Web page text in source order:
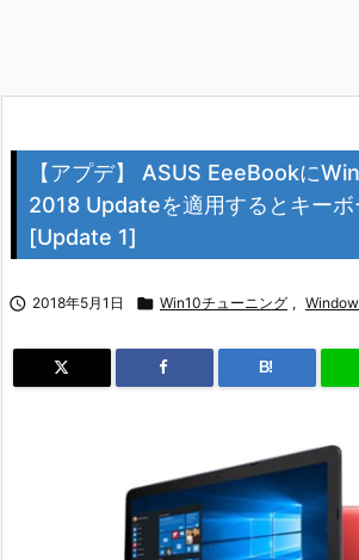
【アプデ】 ASUS EeeBookに
2018 Updateを適用するとキーボ
[Update 1]
 2018年5月1日  Win10チューニング ,
B!